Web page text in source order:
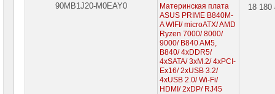
90MB1J20-M0EAY0
Материнская плата
ASUS PRIME B840M-
A WIFI/ microATX/ AMD
Ryzen 7000/ 8000/
9000/ B840 AM5,
B840/ 4xDDR5/
4xSATA/ 3xM.2/ 4xPCI-
Ex16/ 2xUSB 3.2/
4xUSB 2.0/ Wi-Fi/
HDMI/ 2xDP/ RJ45
18